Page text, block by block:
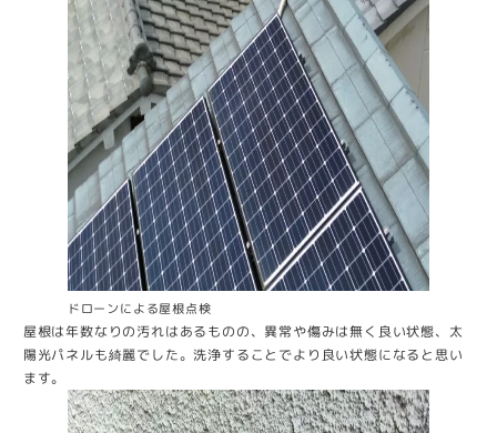
ドローンによる屋根点検
屋根は年数なりの汚れはあるものの、異常や傷みは無く良い状態、太
陽光パネルも綺麗でした。洗浄することでより良い状態になると思い
ます。